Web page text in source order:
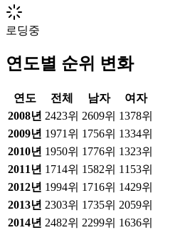
로딩중
연도별 순위 변화
연도 전체 남자
여자
2008년 2423위 2609위 1378위
2009년 1971위 1756위 1334위
2010년 1950위 1776위 1323위
2011 년 1714위 1582위 1153위
2012년 1994위 1716위 1429위
2013년 2303위 1735위 2059위
2014년 2482위 2299위 1636위